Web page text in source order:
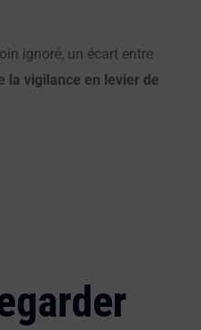
ignoré, un écart entre
la vigilance en levier de